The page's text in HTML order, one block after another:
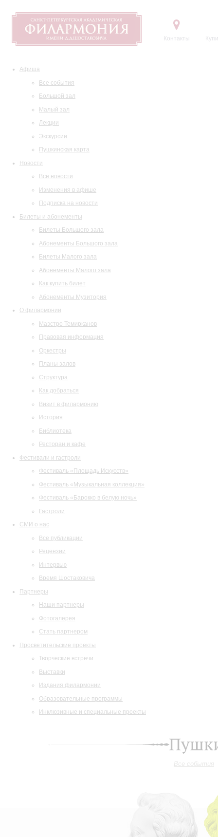
Контакты
Афиша
Все события
Большой зал
Малый зал
Лекции
Экскурсии
Пушкинская карта
Новости
Все новости
Изменения в афише
Подписка на новости
Билеты и абонементы
Билеты Большого зала
Абонементы Большого зала
Билеты Малого зала
Абонементы Малого зала
Как купить билет
Абонементы Музитория
О филармонии
Маэстро Темирканов
Правовая информация
Оркестры
Планы залов
Структура
Как добраться
Визит в филармонию
История
Библиотека
Ресторан и кафе
Фестивали и гастроли
Фестиваль «Площадь Искусств»
Фестиваль «Музыкальная коллекция»
Фестиваль «Барокко в белую ночь»
Гастроли
СМИ о нас
Все публикации
Рецензии
Интервью
Время Шостаковича
Партнеры
Наши партнеры
Фотогалерея
Стать партнером
Просветительские проекты
Творческие встречи
Выставки
Издания филармонии
Образовательные программы
Инклюзивные и специальные проекты
Все события